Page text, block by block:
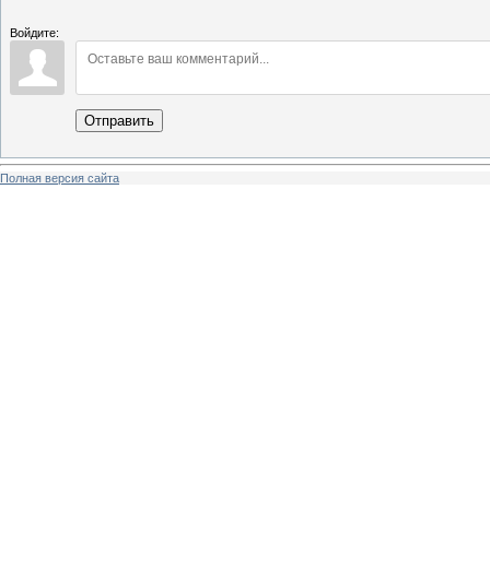
Войдите:
Отправить
Полная версия сайта